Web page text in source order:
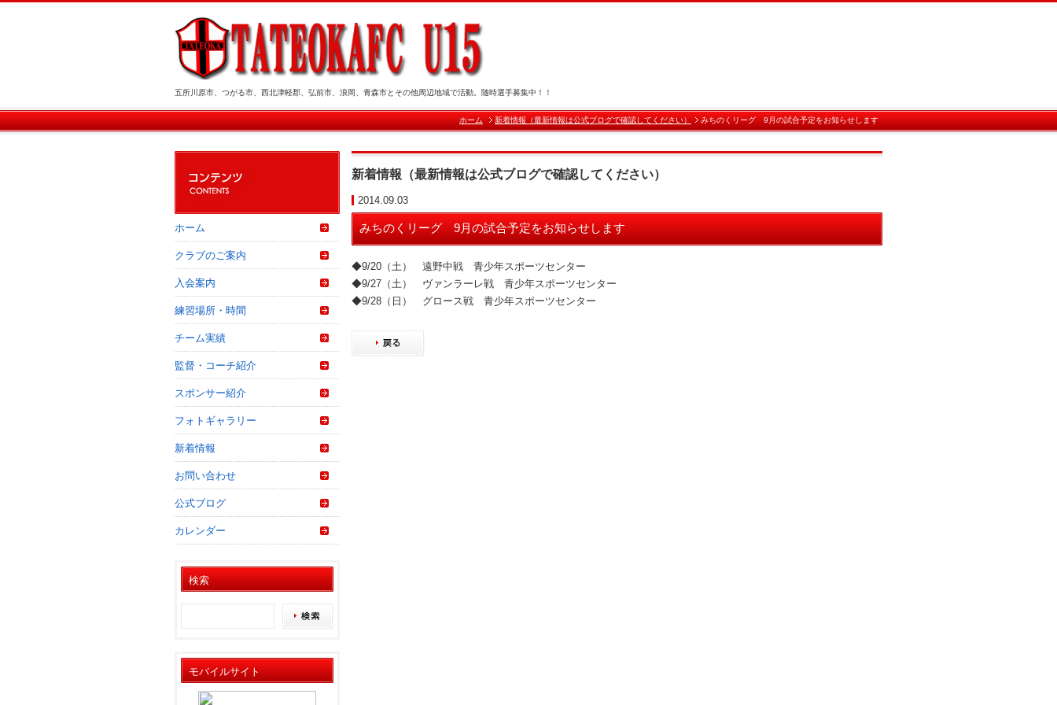
五所川原市、つがる市、西北津軽郡、弘前市、浪岡、青森市とその他周辺地域で活動。随時選手募集中！！
ホーム 新着情報（最新情報は公式ブログで確認してください） みちのくリーグ 9月の試合予定をお知らせします
新着情報（最新情報は公式ブログで確認してください）
2014.09.03
みちのくリーグ 9月の試合予定をお知らせします
◆9/20（土） 遠野中戦 青少年スポーツセンター
◆9/27（土） ヴァンラーレ戦 青少年スポーツセンター
◆9/28（日） グロース戦 青少年スポーツセンター
ホーム
クラブのご案内
入会案内
練習場所・時間
チーム実績
監督・コーチ紹介
スポンサー紹介
フォトギャラリー
新着情報
お問い合わせ
公式ブログ
カレンダー
検索
モバイルサイト